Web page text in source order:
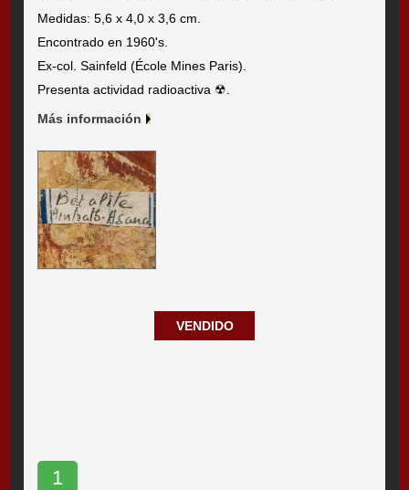
Medidas: 5,6 x 4,0 x 3,6 cm.
Encontrado en 1960's.
Ex-col. Sainfeld (École Mines Paris).
Presenta actividad radioactiva ☢.
Más información
VENDIDO
1